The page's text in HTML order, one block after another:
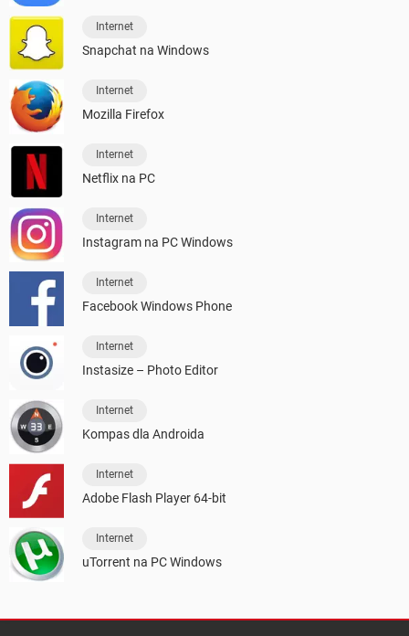
Internet
Snapchat na Windows
Internet
Mozilla Firefox
Internet
Netflix na PC
Internet
Instagram na PC Windows
Internet
Facebook Windows Phone
Internet
Instasize – Photo Editor
Internet
Kompas dla Androida
Internet
Adobe Flash Player 64-bit
Internet
uTorrent na PC Windows